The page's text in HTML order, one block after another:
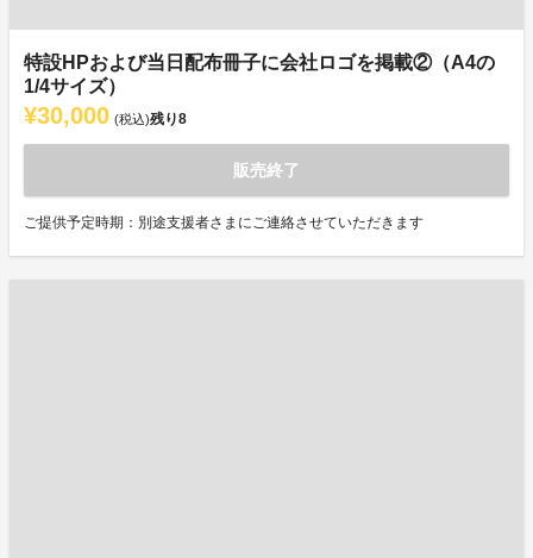
特設HPおよび当日配布冊子に会社ロゴを掲載②（A4の
1/4サイズ）
¥30,000 (税込)残り8
販売終了
ご提供予定時期：別途支援者さまにご連絡させていただきます